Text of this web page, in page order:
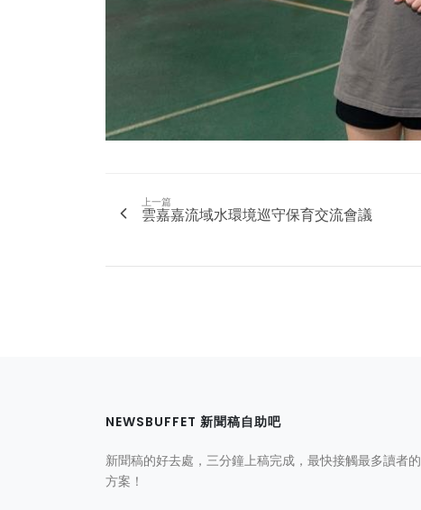
上一篇
雲嘉嘉流域水環境巡守保育交流會議
NEWSBUFFET 新聞稿自助吧
新聞稿的好去處，三分鐘上稿完成，最快接觸最多讀者的
方案！